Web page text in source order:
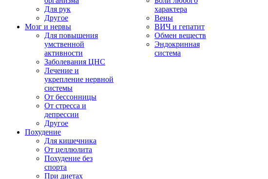
Для рук
Другое
Мозг и нервы
Для повышения
умственной
активности
Заболевания ЦНС
Лечение и
укрепление нервной
системы
От бессонницы
От стресса и
депрессии
Другое
Похудение
Для кишечника
От целлюлита
Похудение без
спорта
При диетах
характера
Вены
ВИЧ и гепатит
Обмен веществ
Эндокринная
система